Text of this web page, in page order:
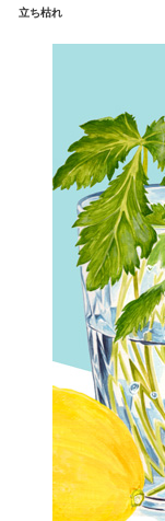
立ち枯れ